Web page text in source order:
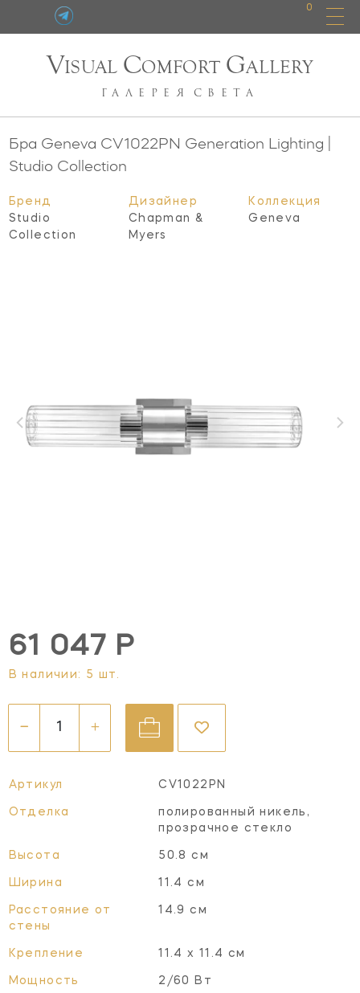
0
VISUAL COMFORT GALLERY
ГАЛЕРЕЯ СВЕТА
Бра Geneva CV1022PN Generation Lighting |
Studio Collection
Бренд
Studio
Collection
Дизайнер
Chapman &
Myers
Коллекция
Geneva
61 047 Р
В наличии: 5 шт.
Артикул CV1022PN
Отделка
полированный никель,
прозрачное стекло
Высота 50.8 см
Ширина 11.4 см
Расстояние от
стены
14.9 см
Крепление 11.4 х 11.4 см
Мощность 2/60 Вт